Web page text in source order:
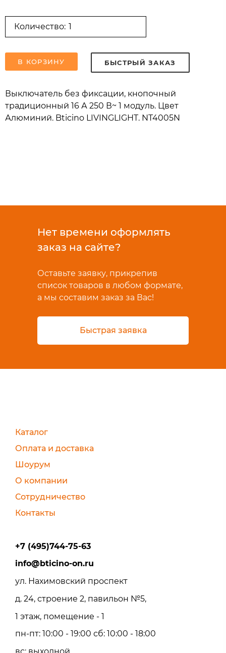
Количество:
В КОРЗИНУ БЫСТРЫЙ ЗАКАЗ
Выключатель без фиксации, кнопочный
традиционный 16 А 250 В~ 1 модуль. Цвет
Алюминий. Bticino LIVINGLIGHT. NT4005N
Нет времени оформлять
заказ на сайте?
Оставьте заявку, прикрепив
список товаров в любом формате,
а мы составим заказ за Вас!
Быстрая заявка
Каталог
Оплата и доставка
Шоурум
О компании
Сотрудничество
Контакты
+7 (495)744-75-63
info@bticino-on.ru
ул. Нахимовский проспект
д. 24, строение 2, павильон №5,
1 этаж, помещение - 1
пн-пт: 10:00 - 19:00 сб: 10:00 - 18:00